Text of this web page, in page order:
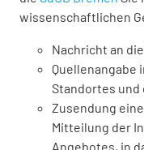
wissenschaftlichen
Nachricht an
Quellenangabe
Standortes
Zusendung
Mitteilung der
Angebotes, in